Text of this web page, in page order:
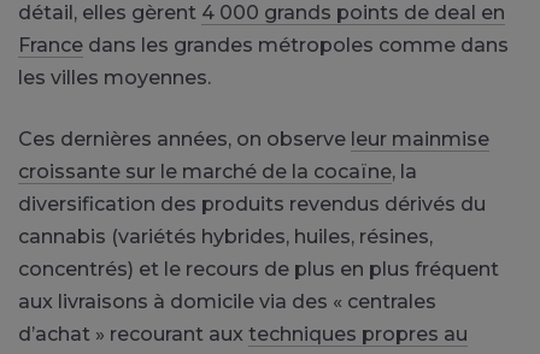
détail, elles gèrent 4 000 grands points de deal en
France dans les grandes métropoles comme dans
les villes moyennes.
Ces dernières années, on observe leur mainmise
croissante sur le marché de la cocaïne, la
diversification des produits revendus dérivés du
cannabis (variétés hybrides, huiles, résines,
concentrés) et le recours de plus en plus fréquent
aux livraisons à domicile via des « centrales
d’achat » recourant aux techniques propres au